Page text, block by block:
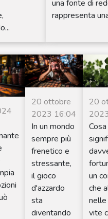
una fonte di
rappresenta
20 ottobre
2023 16:04
In un mondo
sempre più
frenetico e
stressante,
il gioco
d'azzardo
sta
diventando
20
Cosa
un
che
vite